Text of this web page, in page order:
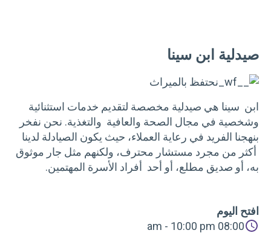
صيدلية ابن سينا
ابن سينا هي صيدلية مخصصة لتقديم خدمات استثنائية
وشخصية في مجال الصحة والعافية والتغذية. نحن نفخر
بنهجنا الفريد في رعاية العملاء، حيث يكون الصيادلة لدينا
أكثر من مجرد مستشار محترف، ولكنهم مثل جار موثوق
به، أو صديق مطلع، أو أحد أفراد الأسرة المهتمين.
افتح اليوم
08:00 am - 10:00 pm